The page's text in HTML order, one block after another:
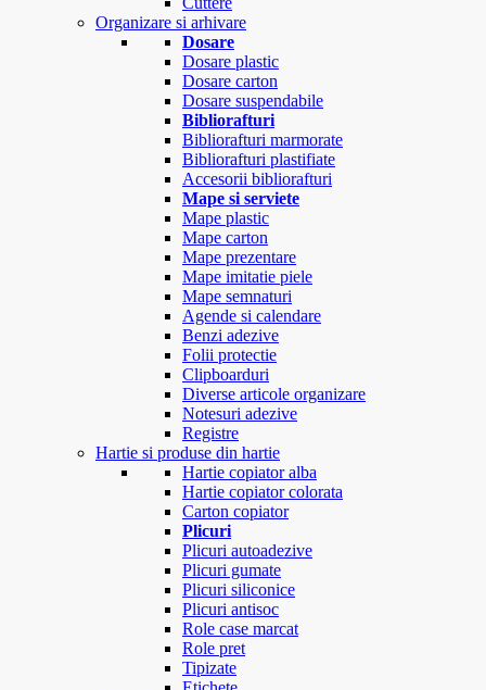
Organizare si arhivare
Dosare
Dosare plastic
Dosare carton
Dosare suspendabile
Bibliorafturi
Bibliorafturi marmorate
Bibliorafturi plastifiate
Accesorii bibliorafturi
Mape si serviete
Mape plastic
Mape carton
Mape prezentare
Mape imitatie piele
Mape semnaturi
Agende si calendare
Benzi adezive
Folii protectie
Clipboarduri
Diverse articole organizare
Notesuri adezive
Registre
Hartie si produse din hartie
Hartie copiator alba
Hartie copiator colorata
Carton copiator
Plicuri
Plicuri autoadezive
Plicuri gumate
Plicuri siliconice
Plicuri antisoc
Role case marcat
Role pret
Tipizate